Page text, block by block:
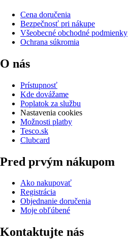
Cena doručenia
Bezpečnosť pri nákupe
Všeobecné obchodné podmienky
Ochrana súkromia
O nás
Prístupnosť
Kde dovážame
Poplatok za službu
Nastavenia cookies
Možnosti platby
Tesco.sk
Clubcard
Pred prvým nákupom
Ako nakupovať
Registrácia
Objednanie doručenia
Moje obľúbené
Kontaktujte nás